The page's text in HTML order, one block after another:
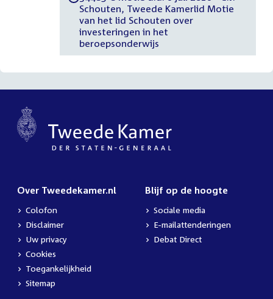
Schouten, Tweede Kamerlid Motie
van het lid Schouten over
investeringen in het
beroepsonderwijs
Over Tweedekamer.nl
Colofon
Disclaimer
Uw privacy
Cookies
Toegankelijkheid
Sitemap
Blijf op de hoogte
Sociale media
E-mailattenderingen
Debat Direct